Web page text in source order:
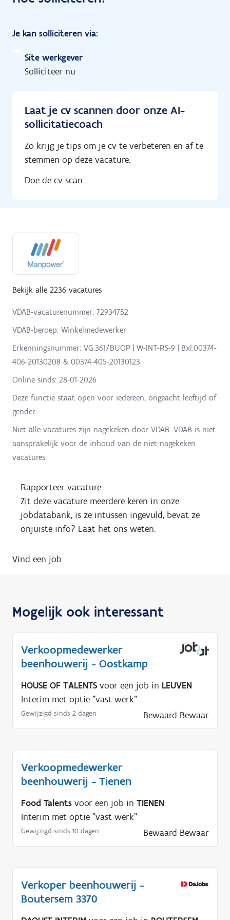
Je kan solliciteren via:
Site werkgever
Solliciteer nu
Laat je cv scannen door onze AI-
sollicitatiecoach
Zo krijg je tips om je cv te verbeteren en af te
stemmen op deze vacature.
Doe de cv-scan
Bekijk alle 2236 vacatures
VDAB-vacaturenummer: 72934752
VDAB-beroep: Winkelmedewerker
Erkenningsnummer: VG.361/BUOP | W-INT-RS-9 | Bxl:00374-
406-20130208 & 00374-405-20130123
Online sinds: 28-01-2026
Deze functie staat open voor iedereen, ongeacht leeftijd of
gender.
Niet alle vacatures zijn nagekeken door VDAB. VDAB is niet
aansprakelijk voor de inhoud van de niet-nagekeken
vacatures.
Rapporteer vacature
Zit deze vacature meerdere keren in onze
jobdatabank, is ze intussen ingevuld, bevat ze
onjuiste info? Laat het ons weten.
Vind een job
Mogelijk ook interessant
Verkoopmedewerker
beenhouwerij - Oostkamp
HOUSE OF TALENTS voor een job in LEUVEN
Interim met optie "vast werk"
Gewijzigd sinds 2 dagen Bewaard Bewaar
Verkoopmedewerker
beenhouwerij - Tienen
Food Talents voor een job in TIENEN
Interim met optie "vast werk"
Gewijzigd sinds 10 dagen Bewaard Bewaar
Verkoper beenhouwerij -
Boutersem 3370